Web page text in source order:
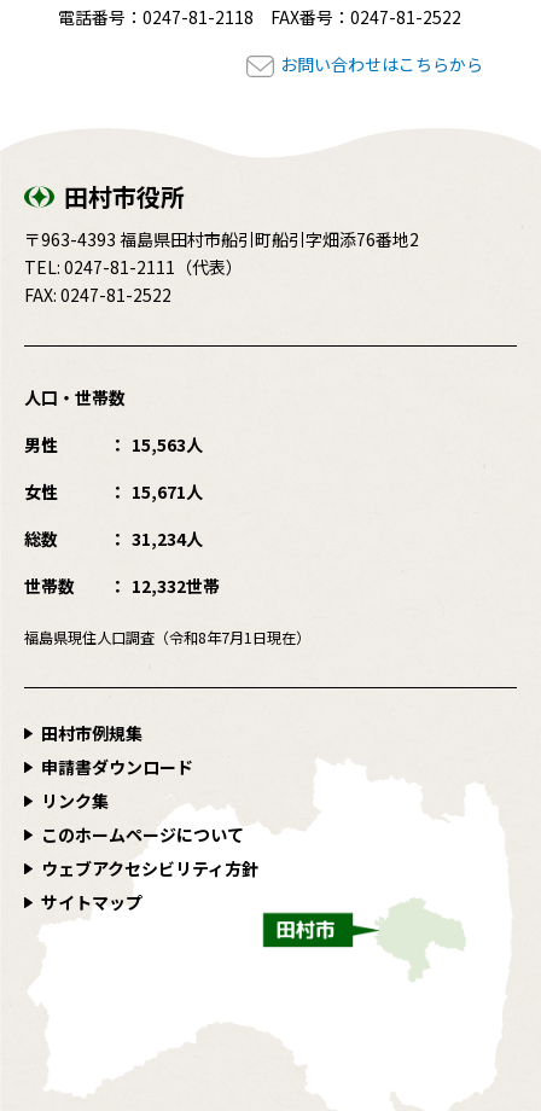
電話番号：0247-81-2118 FAX番号：0247-81-2522
お問い合わせはこちらから
田村市役所
〒963-4393 福島県田村市船引町船引字畑添76番地2
TEL: 0247-81-2111 （代表）
FAX: 0247-81-2522
人口・世帯数
男性
15,563人
女性
15,671人
総数
31,234人
世帯数
12,332世帯
福島県現住人口調査（令和8年7月1日現在）
田村市例規集
申請書ダウンロード
リンク集
このホームページについて
ウェブアクセシビリティ方針
サイトマップ